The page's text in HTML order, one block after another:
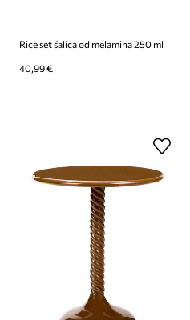
Rice set šalica od melamina 250 ml
40,99 €